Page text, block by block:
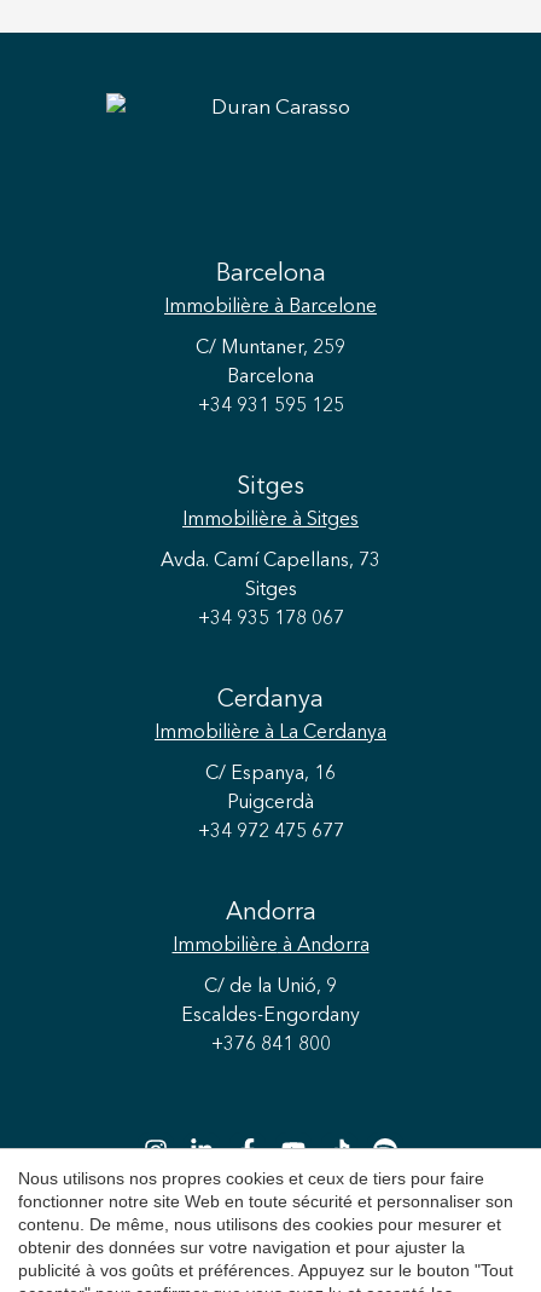
Barcelona
Immobilière à Barcelone
C/ Muntaner, 259
Barcelona
+34 931 595 125
Sitges
Immobilière à Sitges
Avda. Camí Capellans, 73
Sitges
+34 935 178 067
Cerdanya
Immobilière à La Cerdanya
C/ Espanya, 16
Puigcerdà
+34 972 475 677
Andorra
Immobilière à Andorra
C/ de la Unió, 9
Escaldes-Engordany
+376 841 800
Copyright 2026 © Durán Carasso
Nous utilisons nos propres cookies et ceux de tiers pour faire
fonctionner notre site Web en toute sécurité et personnaliser son
contenu. De même, nous utilisons des cookies pour mesurer et
obtenir des données sur votre navigation et pour ajuster la
publicité à vos goûts et préférences. Appuyez sur le bouton "Tout
Enregistrer les paramètres Tout accepter